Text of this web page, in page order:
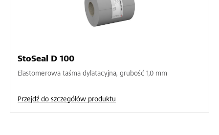
StoSeal D 100
Elastomerowa taśma dylatacyjna, grubość 1,0 mm
Przejdź do szczegółów produktu